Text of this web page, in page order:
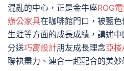
混亂的中心，正是金牛座ROG
辦公家具在咖啡館門口，被藍
生涯等方面的成長成績，講述
分送巧寓設計朋友成長理念亞
聯袂盡力、連合一起配合的美妙